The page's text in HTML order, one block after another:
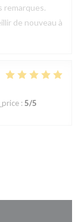
remarques.
de nouveau à
: 5/5